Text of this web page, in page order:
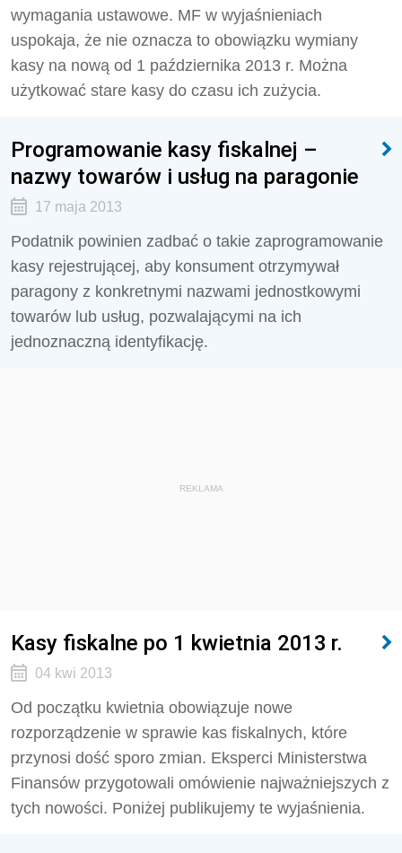
wymagania ustawowe. MF w wyjaśnieniach
uspokaja, że nie oznacza to obowiązku wymiany
kasy na nową od 1 października 2013 r. Można
użytkować stare kasy do czasu ich zużycia.
Programowanie kasy fiskalnej –
nazwy towarów i usług na paragonie
17 maja 2013
Podatnik powinien zadbać o takie zaprogramowanie
kasy rejestrującej, aby konsument otrzymywał
paragony z konkretnymi nazwami jednostkowymi
towarów lub usług, pozwalającymi na ich
jednoznaczną identyfikację.
REKLAMA
Kasy fiskalne po 1 kwietnia 2013 r.
04 kwi 2013
Od początku kwietnia obowiązuje nowe
rozporządzenie w sprawie kas fiskalnych, które
przynosi dość sporo zmian. Eksperci Ministerstwa
Finansów przygotowali omówienie najważniejszych z
tych nowości. Poniżej publikujemy te wyjaśnienia.